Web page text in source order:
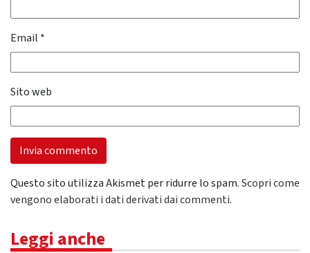
Email *
Sito web
Questo sito utilizza Akismet per ridurre lo spam.Scopri come
vengono elaborati i dati derivati dai commenti.
Leggi anche